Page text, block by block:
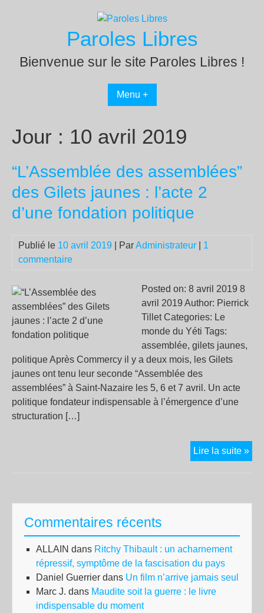
Paroles Libres
Bienvenue sur le site Paroles Libres !
Menu +
Jour : 10 avril 2019
“L’Assemblée des assemblées”
des Gilets jaunes : l’acte 2
d’une fondation politique
Publié le 10 avril 2019 | ParAdministrateur
1
commentaire
Posted on: 8 avril 2019 8
avril 2019 Author: Pierrick
Tillet Categories: Le
monde du Yéti Tags:
assemblée, gilets jaunes,
politique Après Commercy il y a deux mois, les Gilets
jaunes ont tenu leur seconde “Assemblée des
assemblées” à Saint-Nazaire les 5, 6 et 7 avril. Un acte
politique fondateur indispensable à l’émergence d’une
structuration […]
Lire la suite »
des
Commentaires récents
ALLAIN dans Ritchy Thibault : un acharnement
répressif, symptôme de la fascisation du pays
Daniel Guerrier dans Un film n’arrive jamais seul
Marc J. dans Maudite soit la guerre : le livre
indispensable du moment